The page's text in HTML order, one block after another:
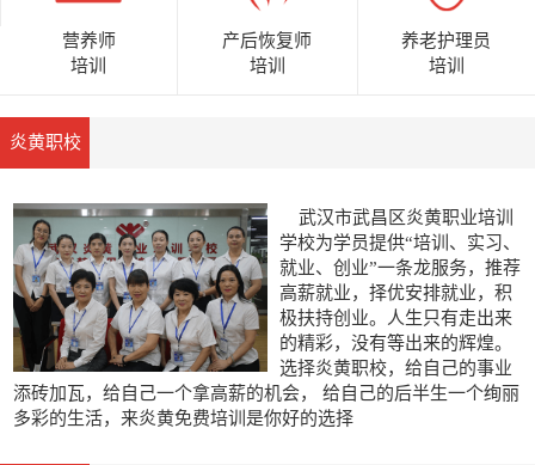
营养师
培训
产后恢复师
培训
养老护理员
培训
炎黄职校
武汉市武昌区炎黄职业培训
学校为学员提供“培训、实习、
就业、创业”一条龙服务，推荐
高薪就业，择优安排就业，积
极扶持创业。人生只有走出来
的精彩，没有等出来的辉煌。
选择炎黄职校，给自己的事业
添砖加瓦，给自己一个拿高薪的机会， 给自己的后半生一个绚丽
多彩的生活，来炎黄免费培训是你好的选择